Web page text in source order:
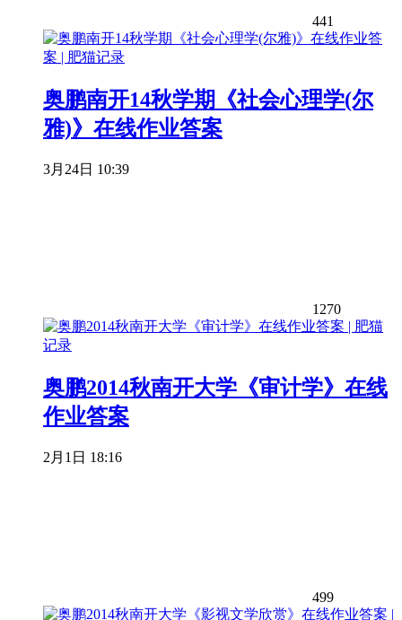
441
奥鹏南开14秋学期《社会心理学(尔
雅)》在线作业答案
3月24日 10:39
1270
奥鹏2014秋南开大学《审计学》在线
作业答案
2月1日 18:16
499